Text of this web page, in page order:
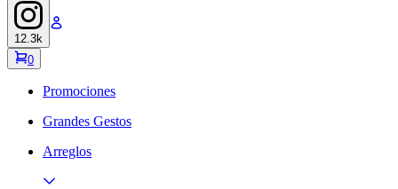
12.3k
0
Promociones
Grandes Gestos
Arreglos